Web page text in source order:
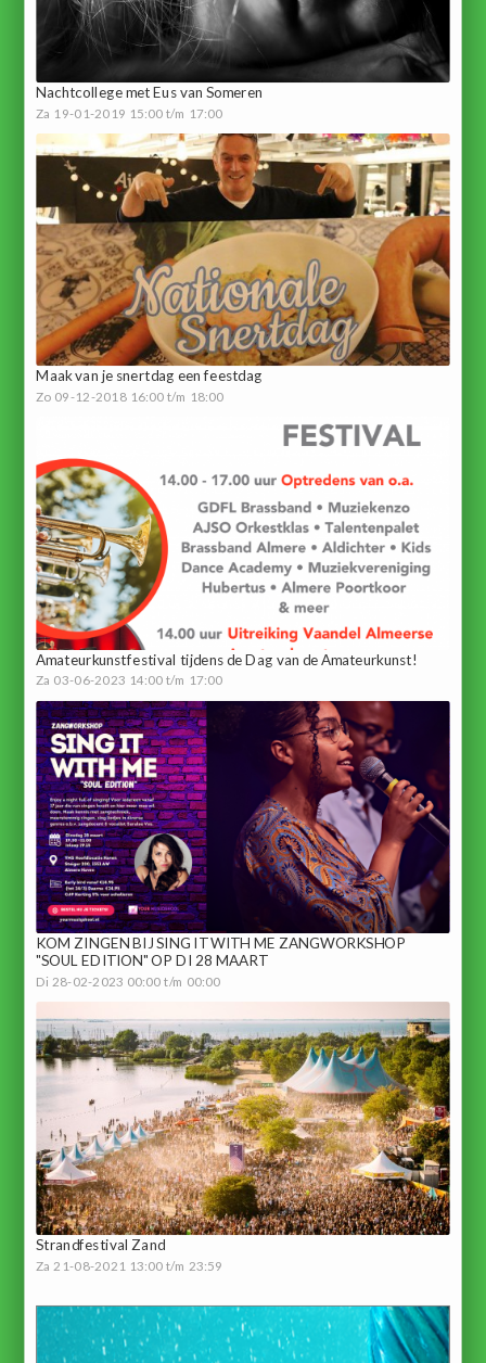
Nachtcollege met Eus van Someren
Za 19-01-2019 15:00 t/m 17:00
Maak van je snertdag een feestdag
Zo 09-12-2018 16:00 t/m 18:00
Amateurkunstfestival tijdens de Dag van de Amateurkunst!
Za 03-06-2023 14:00 t/m 17:00
KOM ZINGEN BIJ SING IT WITH ME ZANGWORKSHOP
"SOUL EDITION" OP DI 28 MAART
Di 28-02-2023 00:00 t/m 00:00
Strandfestival Zand
Za 21-08-2021 13:00 t/m 23:59